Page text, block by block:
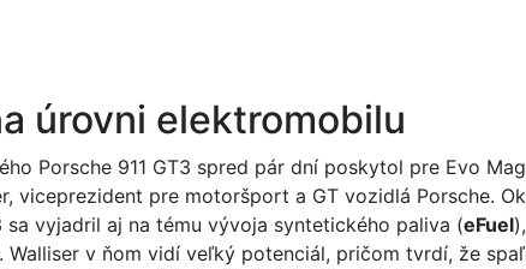
úrovni elektromobilu
Porsche 911 GT3 spred pár dní poskytol pre Evo
viceprezident pre motoršport a GT vozidlá Porsche.
sa vyjadril aj na tému vývoja syntetického paliva (eFuel
Walliser v ňom vidí veľký potenciál, pričom tvrdí, že